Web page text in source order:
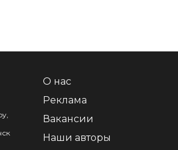
О нас
Реклама
Вакансии
Наши авторы